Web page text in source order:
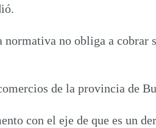
normativa no obliga a
de la provincia de
con el eje de que es un